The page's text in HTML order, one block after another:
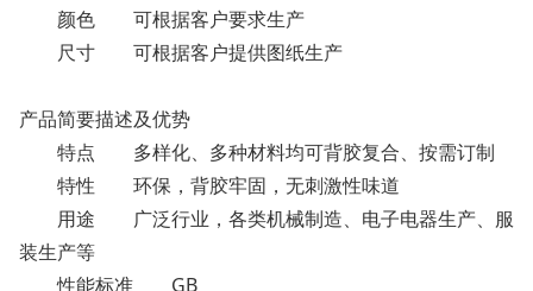
颜色
可根据客户要求生产
尺寸
可根据客户提供图纸生产
产品简要描述及优势
特点
多样化、多种材料均可背胶复合、按需订制
特性
环保，背胶牢固，无刺激性味道
用途
广泛行业，各类机械制造、电子电器生产、服
装生产等
性能标准
GB